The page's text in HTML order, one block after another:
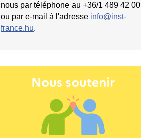
nous par téléphone au +36/1 489 42 00
ou par e-mail à l'adresse info@inst-
france.hu.